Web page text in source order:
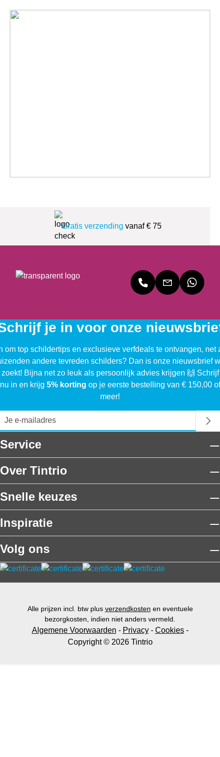
Gratis verzending vanaf € 75
je in voor onze
om top schildertips en exclusieve verfdeals te ontvangen, net
andere tevreden schilders? Dan is onze nieuwsbrief
Bijna net zo leuk als persoonlijk advies krijgen 🙌
nu in en krijg 5% korting op je eerste bestelling van € 150,00 of
meer!
Service
Over Tintrio
Snelle keuzes
Inspiratie
Volg ons
Alle prijzen incl. btw plus verzendkosten en eventuele
bezorgkosten, indien niet anders vermeld.
Algemene Voorwaarden - Privacy- Cookies-
Copyright © 2026 Tintrio